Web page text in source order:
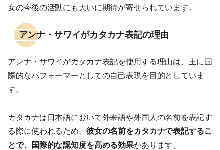
女の今後の活動にも大いに期待が寄せられています。
アンナ・サワイがカタカナ表記の理由
アンナ・サワイがカタカナ表記を使用する理由は、主に国
際的なパフォーマーとしての自己表現を目的としていま
す。
カタカナは日本語において外来語や外国人の名前を表記す
る際に使われるため、 彼女の名前をカタカナで表記するこ
とで、国際的な認知度を高める効果があります。